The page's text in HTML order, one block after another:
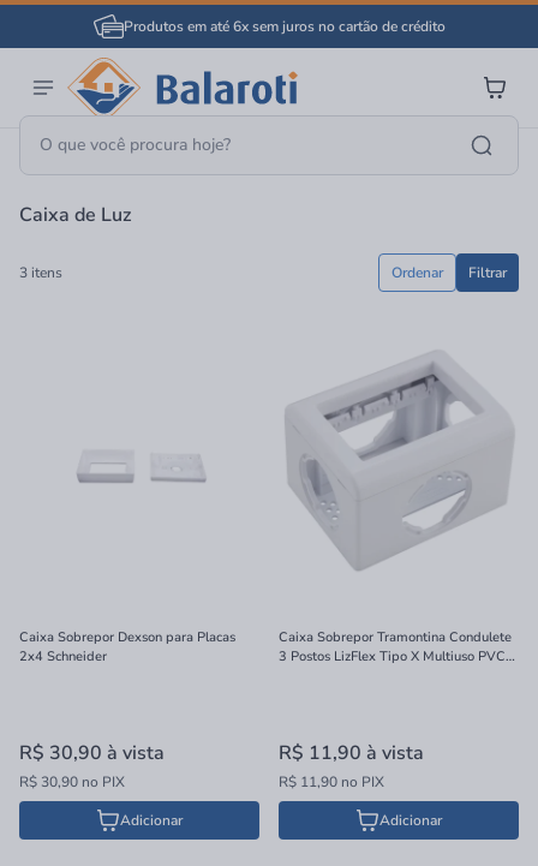
Produtos em até 6x sem juros no cartão de crédito
Página Inicial Material Elétrico Caixa De Luz
Caixa de Luz
3 itens Filtrar
Ordenar
Caixa Sobrepor Dexson para Placas
2x4 Schneider
R$ 30,90 à vista
R$ 30,90 no PIX
Adicionar
Caixa Sobrepor Tramontina Condulete
3 Postos LizFlex Tipo X Multiuso PVC
R$ 11,90 à vista
R$ 11,90 no PIX
Adicionar